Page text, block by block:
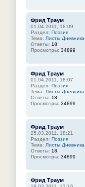
Фрид Траум
01.04.2011, 18:09
Раздел: Поэзия
Тема: Листы Дневника
Ответы: 18
Просмотры: 34899
Фрид Траум
01.04.2011, 18:07
Раздел: Поэзия
Тема: Листы Дневника
Ответы: 18
Просмотры: 34899
Фрид Траум
25.03.2011, 18:21
Раздел: Поэзия
Тема: Листы Дневника
Ответы: 18
Просмотры: 34899
Фрид Траум